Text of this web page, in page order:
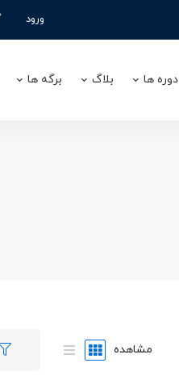
ورود
دوره ها بلاگ برگه ها
مشاهده